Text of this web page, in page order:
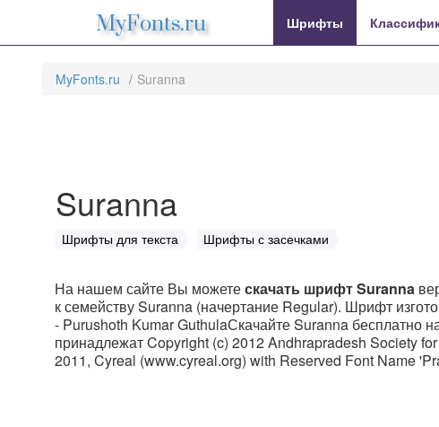
MyFonts.ru Шрифты
MyFonts.ru Suranna
Suranna
Шрифты для текста Шрифты с засечками
На нашем сайте Вы можетескачать шрифт Suranna
к семейству Suranna (начертание Regular). Шрифт
- Purushoth Kumar GuthulaСкачайте Suranna бесплатно
принадлежат Copyright (c) 2012 Andhrapradesh Society
2011, Cyreal (www.cyreal.org) with Reserved Font Name